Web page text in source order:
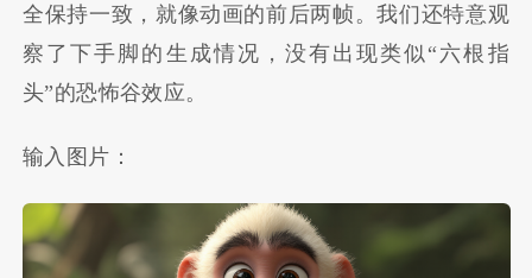
全保持一致，就像动画的前后两帧。我们还特意观
察了下手脚的生成情况，没有出现类似“六根指
头”的恐怖谷效应。
输入图片：